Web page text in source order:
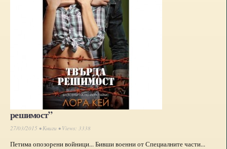
решимост”
27/03/2015 •Книги • Views: 3338
Петима опозорени войници... Бивши военни от Специалните части...